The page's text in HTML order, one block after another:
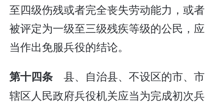
至四级伤残或者完全丧失劳动能力，或者
被评定为一级至三级残疾等级的公民，应
当作出免服兵役的结论。
第十四条县、自治县、不设区的市、市
辖区人民政府兵役机关应当为完成初次兵